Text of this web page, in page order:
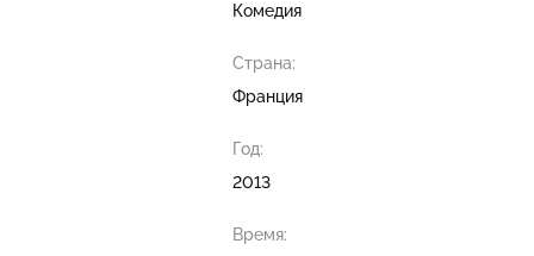
Комедия
Страна:
Франция
Год:
2013
Время: